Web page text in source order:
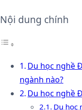
Nội dung chính
Du học nghề
ngành nào?
Du học nghề
Du học